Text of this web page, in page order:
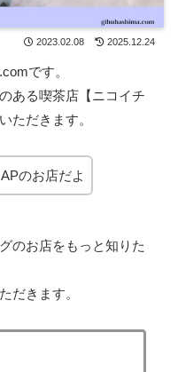
2023.02.08 2025.12.24
です。
ある喫茶店【ニコイチ
ただきます。
のお店だよ
のお店をもっと知りた
だきます。